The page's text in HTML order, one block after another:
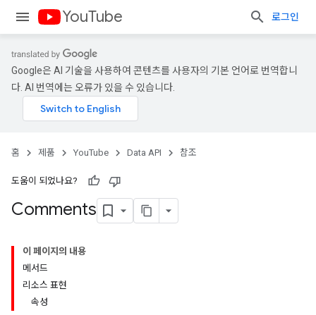
YouTube 로그인
Google은 AI 기술을 사용하여 콘텐츠를 사용자의 기본 언어로 번역합니
다. AI 번역에는 오류가 있을 수 있습니다.
홈 제품 YouTube Data API 참조
도움이 되었나요?
Comments
이 페이지의 내용
메서드
리소스 표현
속성